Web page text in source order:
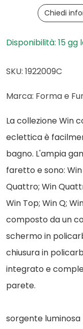
Chiedi
Disponibilità: 15 gg
SKU: 1922009C
Marca: Forma e
La collezione Win
eclettica è
bagno. L'ampia
faretto e sono: Win
Quattro; Win
Win Top; Win Q;
composto da un
schermo in
chiusura in
integrato e
parete.
sorgente luminosa